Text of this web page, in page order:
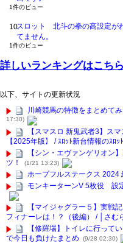
1件のビュー
スロット 北斗の拳の高設定が
てません。
1件のビュー
詳しいランキングはこちら
以下、サイトの更新状況
川崎競馬の特徴をまとめて
17:30)
【スマスロ 新鬼武者3】ス
【2025年版】 / ｽﾛｯﾄ新台情報のｽﾛｯ
【シン・エヴァンゲリオン
ツ！
(1/21 13:23)
ホープフルステークス 2024
モンキーターンV 5枚役 設
【マイジャグラー５】実戦
フィナーレは！？（後編） / │さむ
【修羅場】トイレに行って
で今日も負けたまとめ
(9/28 02:30)